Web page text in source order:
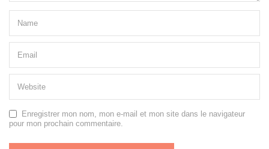
Enregistrer mon nom, mon e-mail et mon site dans le navigateur
pour mon prochain commentaire.